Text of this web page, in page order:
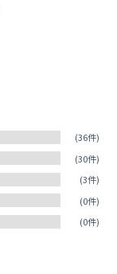
(36件)
(30件)
(3件)
(0件)
(0件)